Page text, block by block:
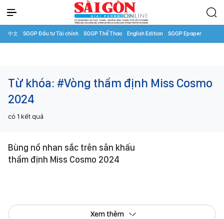
中文 SGGP Đầu tư Tài chính SGGP Thể Thao English Edition SGGP Epaper
Từ khóa: #Vòng thẩm định Miss Cosmo
2024
có 1 kết quả
Bùng nổ nhan sắc trên sân khấu
thẩm định Miss Cosmo 2024
Xem thêm